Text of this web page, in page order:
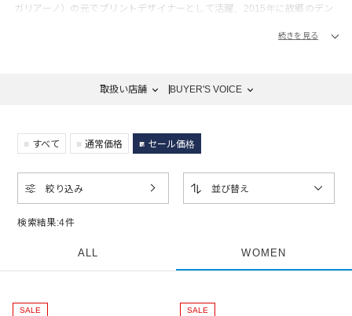
ガリアーノ）の元でプリントデザイナーとして活躍。2015年に故郷のデン
ある彫刻的なシルエットと繊細なディテールに焦点を当て、ロマンティッ
センの代表的なアイテムで柔らかくガーリーなムードでありながらも、ス
ーツのように体に心地良くフィットする仕立てと大胆なカットアウトによ
続きを見る
取扱い店舗 BUYER'S VOICE
すべて 通常価格 セール価格
検索結果:4件
絞り込み 並び替え
ALL WOMEN
SALE SALE